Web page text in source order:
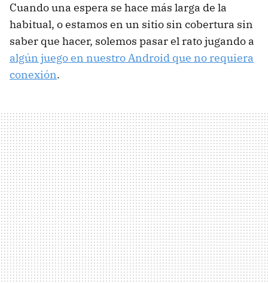
Cuando una espera se hace más larga de la
habitual, o estamos en un sitio sin cobertura sin
saber que hacer, solemos pasar el rato jugando a
algún juego en nuestro Android que no requiera
conexión.